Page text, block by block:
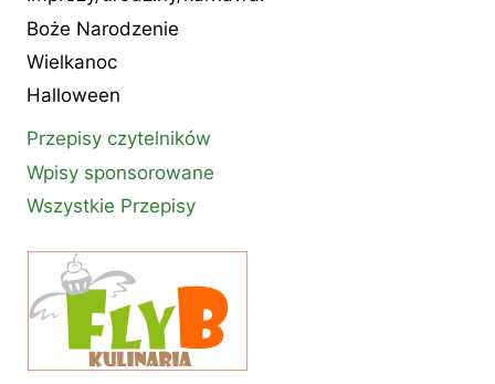
Boże Narodzenie
Wielkanoc
Halloween
Przepisy czytelników
Wpisy sponsorowane
Wszystkie Przepisy